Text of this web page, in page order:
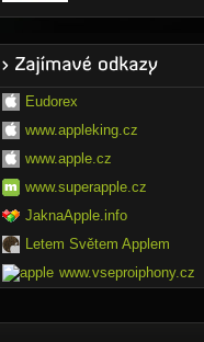
Eudorex
www.appleking.cz
www.apple.cz
www.superapple.cz
JaknaApple.info
Letem Světem Applem
www.vseproiphony.cz